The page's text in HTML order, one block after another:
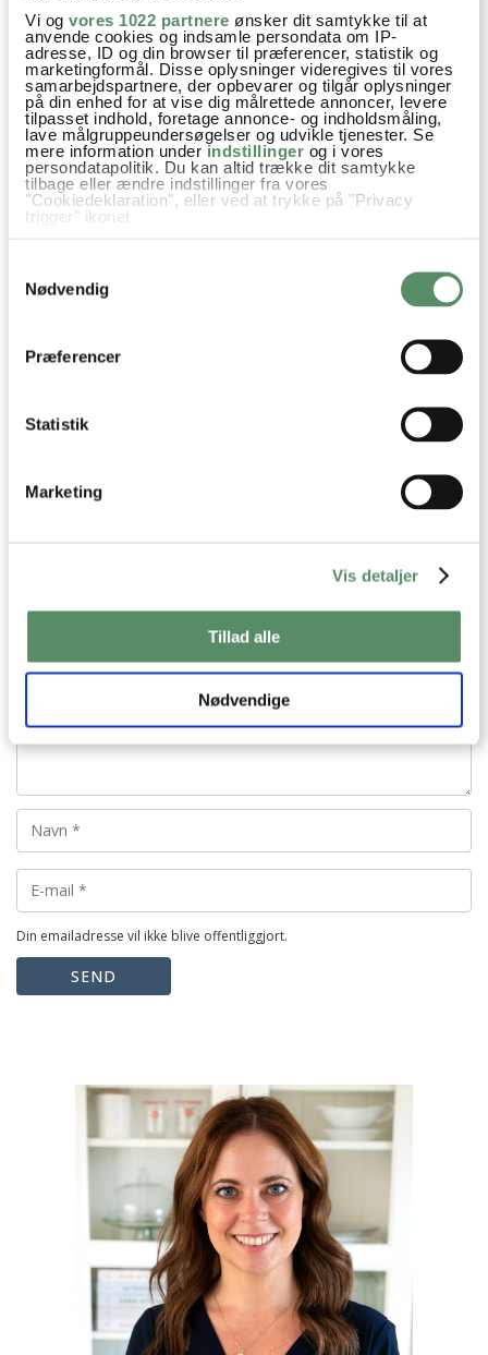
Vi og vores 1022 partnere ønsker dit samtykke til at
anvende cookies og indsamle persondata om IP-
adresse, ID og din browser til præferencer, statistik og
marketingformål. Disse oplysninger videregives til vores
samarbejdspartnere, der opbevarer og tilgår oplysninger
på din enhed for at vise dig målrettede annoncer, levere
tilpasset indhold, foretage annonce- og indholdsmåling,
lave målgruppeundersøgelser og udvikle tjenester. Se
mere information under indstillinger og i vores
persondatapolitik. Du kan altid trække dit samtykke
tilbage eller ændre indstillinger fra vores
"Cookiedeklaration", eller ved at trykke på "Privacy
trigger" ikonet.
Indsamle præcise oplysninger om din placering,
der kan være nøjagtig inden for få meter
Identificere din enhed baseret på en scanning af
Nødvendig
Præferencer
Statistik
Marketing
Vis detaljer
Tillad alle
Nødvendige
SPØRGSMÅL TIL OPSKRIFTEN?
Har du spørgsmål til opskriften eller lyst til at sende en sød
hilsen, så kan du skrive til mig i kommentarfeltet herunder.
Du kan måske finde svaret på dit spørgsmål i kommentarfeltet,
hvis det allerede er stillet og besvaret - eller du kan kigge på
denne side, hvor jeg giver svar på mange 'ofte stillede
spørgsmål' til min opskrifter.
 2 KOMMENTARER
Malene:
Årh, skønne billeder af dine skønne børn!!
Din emailadresse vil ikke blive offentliggjort.
SEND